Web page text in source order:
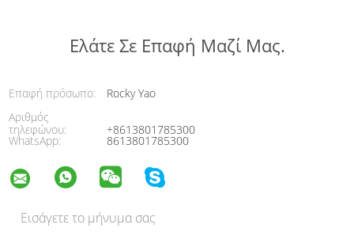
Ελάτε Σε Επαφή Μαζί Μας.
Επαφή πρόσωπο:
Rocky Yao
Αριθμός
τηλεφώνου:
+8613801785300
WhatsApp: 8613801785300
Εισάγετε το μήνυμα σας